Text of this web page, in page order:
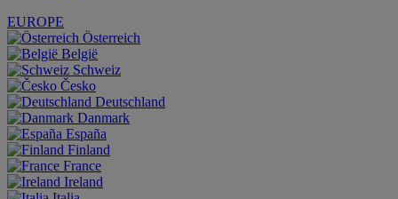
EUROPE
Österreich
België
Schweiz
Česko
Deutschland
Danmark
España
Finland
France
Ireland